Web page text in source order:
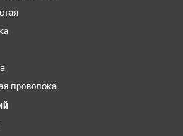
проволока